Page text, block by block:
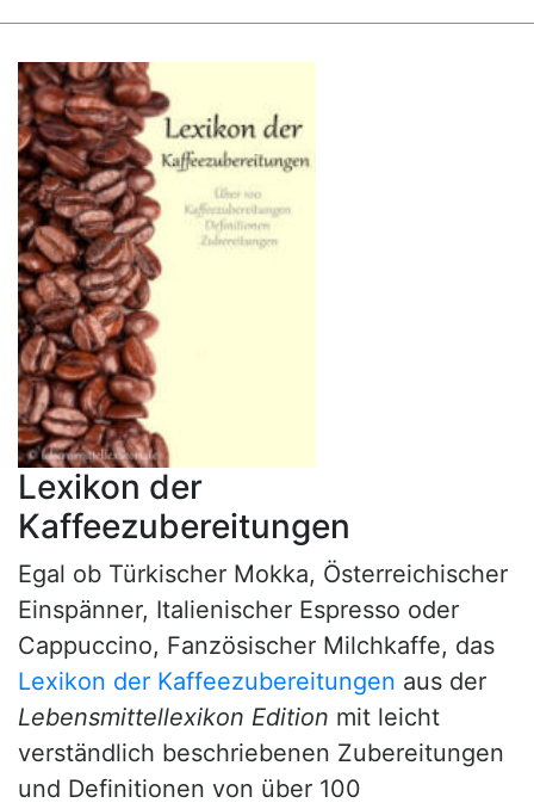
Lexikon der
Kaffeezubereitungen
Egal ob Türkischer Mokka, Österreichischer
Einspänner, Italienischer Espresso oder
Cappuccino, Fanzösischer Milchkaffe, das
Lexikon der Kaffeezubereitungen aus der
Lebensmittellexikon Edition mit leicht
verständlich beschriebenen Zubereitungen
und Definitionen von über 100